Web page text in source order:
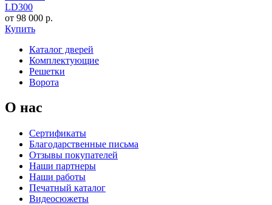
LD300
от 98 000 р.
Купить
Каталог дверей
Комплектующие
Решетки
Ворота
О нас
Сертификаты
Благодарственные письма
Отзывы покупателей
Наши партнеры
Наши работы
Печатный каталог
Видеосюжеты